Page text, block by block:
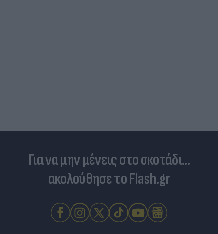
Για να μην μένεις στο σκοτάδι...
ακολούθησε το Flash.gr